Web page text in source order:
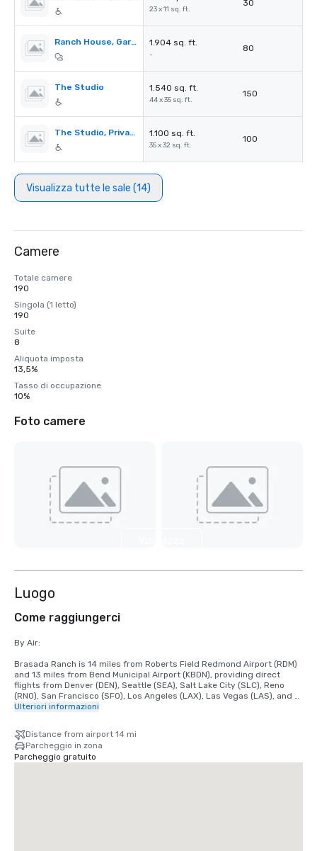
23 x 11 sq. ft.
30
Ranch House, Garden Terrace 1.904 sq. ft.
-
80
The Studio 1.540 sq. ft.
44 x 35 sq. ft.
150
The Studio, Private Deck 1.100 sq. ft.
35 x 32 sq. ft.
100
Visualizza tutte le sale (14)
Camere
Totale camere
190
Singola (1 letto)
190
Suite
8
Aliquota imposta
13,5%
Tasso di occupazione
10%
Foto camere
Luogo
Come raggiungerci
By Air:
Brasada Ranch is 14 miles from Roberts Field Redmond Airport (RDM)
and 13 miles from Bend Municipal Airport (KBDN), providing direct
flights from Denver (DEN), Seattle (SEA), Salt Lake City (SLC), Reno
(RNO), San Francisco (SFO), Los Angeles (LAX), Las Vegas (LAS), and
Phoenix (PHX).
We are happy to arrange airport shuttles to and from both RDM and
KBDN airports through our partnered vendors.
Shuttles are based on availability and flight information is required.
Ulteriori informazioni
Distance from airport 14 mi
Parcheggio in zona
Parcheggio gratuito